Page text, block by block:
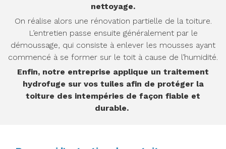
nettoyage.
On réalise alors une rénovation partielle de la toiture.
L’entretien passe ensuite généralement par le
démoussage, qui consiste à enlever les mousses ayant
commencé à se former sur le toit à cause de l’humidité.
Enfin, notre entreprise applique un traitement
hydrofuge sur vos tuiles afin de protéger la
toiture des intempéries de façon fiable et
durable.